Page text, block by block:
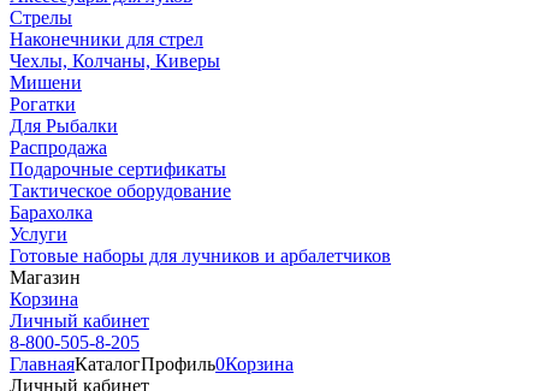
Стрелы
Наконечники для стрел
Чехлы, Колчаны, Киверы
Мишени
Рогатки
Для Рыбалки
Распродажа
Подарочные сертификаты
Тактическое оборудование
Барахолка
Услуги
Готовые наборы для лучников и арбалетчиков
Магазин
Корзина
Личный кабинет
8-800-505-8-205
ГлавнаяКаталогПрофиль0Корзина
Личный кабинет